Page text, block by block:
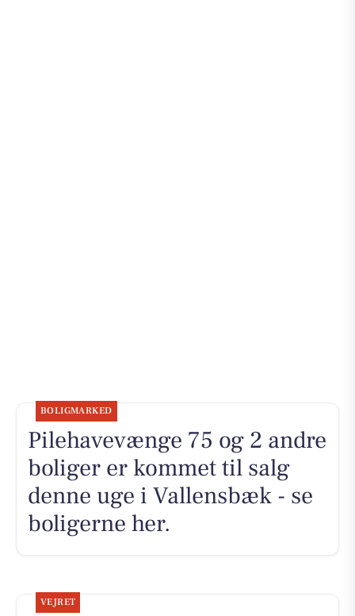
BOLIGMARKED
Pilehavevænge 75 og 2 andre
boliger er kommet til salg
denne uge i Vallensbæk - se
boligerne her.
VEJRET